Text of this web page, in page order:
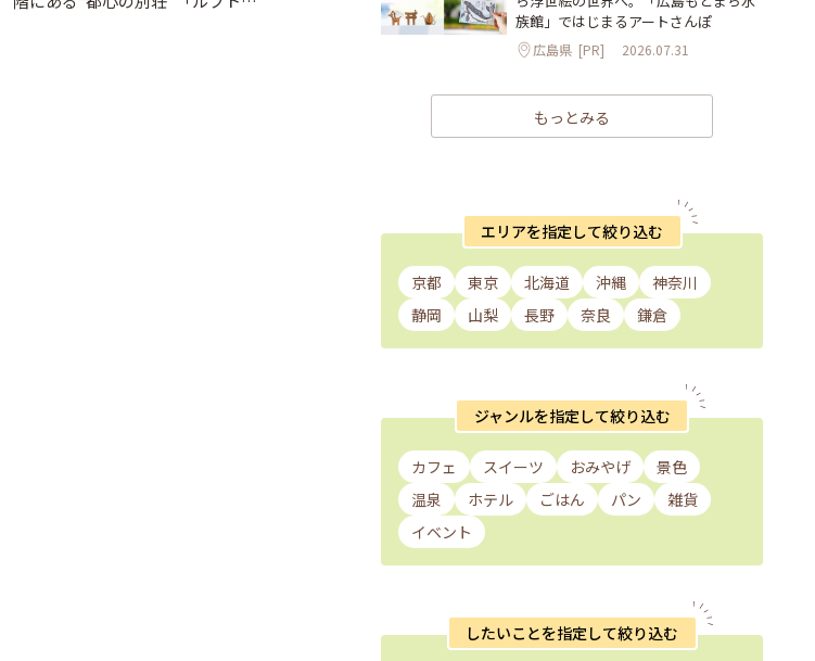
族館」ではじまるアートさんぽ
広島県 [PR] 2026.07.31
もっとみる
エリアを指定して絞り込む
京都 東京 北海道 沖縄
神奈川
静岡
山梨 長野 奈良 鎌倉
ジャンルを指定して絞り込む
カフェ スイーツ おみやげ
景色
温泉
ホテル ごはん パン
雑貨
イベント
したいことを指定して絞り込む